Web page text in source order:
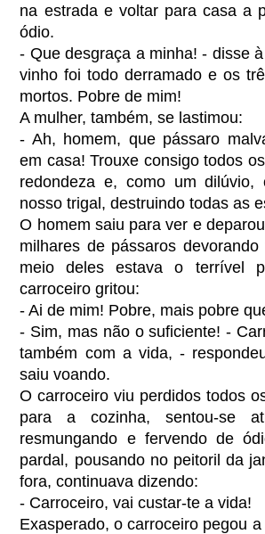
na estrada e voltar para casa a
ódio.
- Que desgraça a minha! - disse
vinho foi todo derramado e os
mortos. Pobre de mim!
A mulher, também, se lastimou:
- Ah, homem, que pássaro
em casa! Trouxe consigo todos
redondeza e, como um dilúvio,
nosso trigal, destruindo todas as
O homem saiu para ver e
milhares de pássaros
meio deles estava o terrível
carroceiro gritou:
- Ai de mim! Pobre, mais pobre
- Sim, mas não o suficiente! -
também com a vida, -
saiu voando.
O carroceiro viu perdidos todos
para a cozinha, sentou-se
resmungando e fervendo de
pardal, pousando no peitoril da
fora, continuava dizendo:
- Carroceiro, vai custar-te a vida!
Exasperado, o carroceiro pegou